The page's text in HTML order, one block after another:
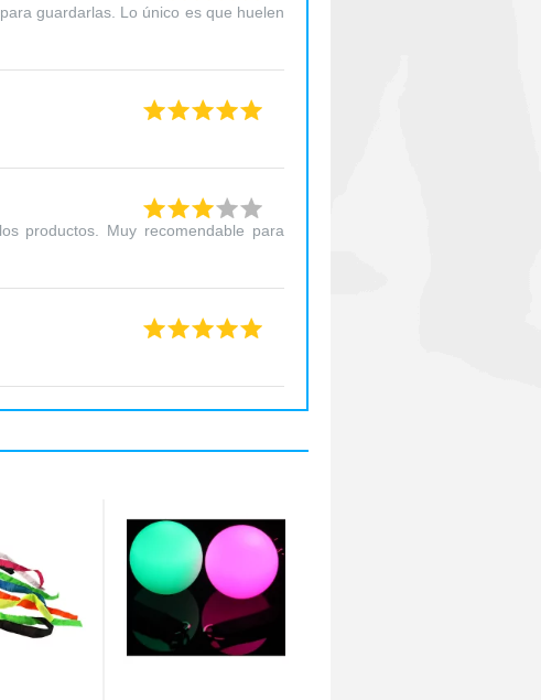
guardarlas. Lo único es que huelen
productos. Muy recomendable para